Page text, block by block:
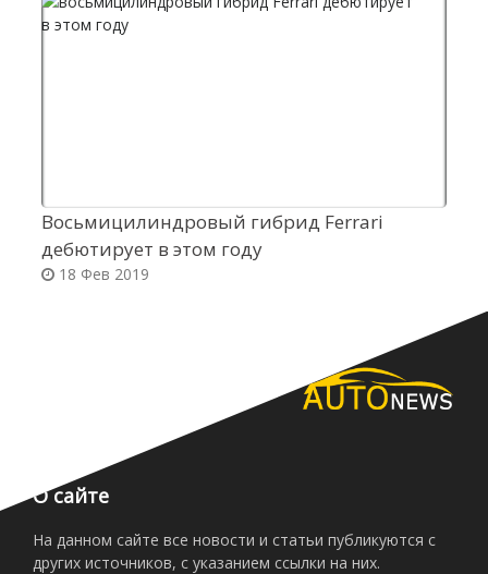
Восьмицилиндровый гибрид Ferrari
дебютирует в этом году
18 Фев 2019
О сайте
На данном сайте все новости и статьи публикуются с
других источников, с указанием ссылки на них.